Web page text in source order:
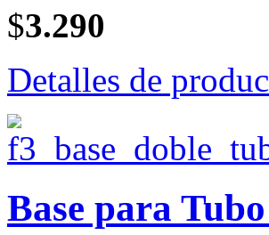
$3.290
Detalles de
Base para